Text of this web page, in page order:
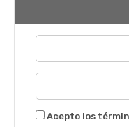
Acepto los